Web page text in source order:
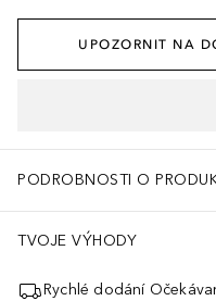
UPOZORNIT NA
PODROBNOSTI O
TVOJE VÝHODY
Rychlé dodání